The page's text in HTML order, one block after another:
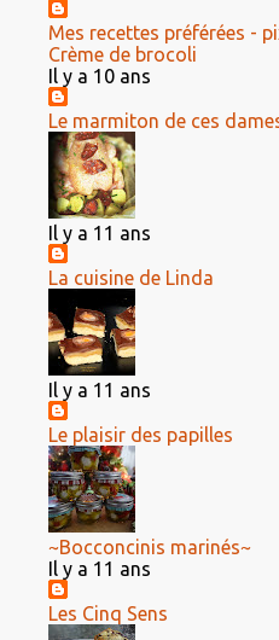
Mes recettes préférées -
Crème de brocoli
Il y a 10 ans
Le marmiton de ces
Il y a 11 ans
La cuisine de Linda
Il y a 11 ans
Le plaisir des papilles
~Bocconcinis marinés~
Il y a 11 ans
Les Cinq Sens